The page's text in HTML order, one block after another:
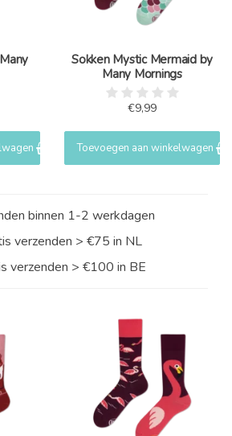
Sokken Mystic Mermaid by
Many Mornings
€9,99
Toevoegen aan winkelwagen
binnen 1-2 werkdagen
verzenden > €75 in NL
verzenden > €100 in BE